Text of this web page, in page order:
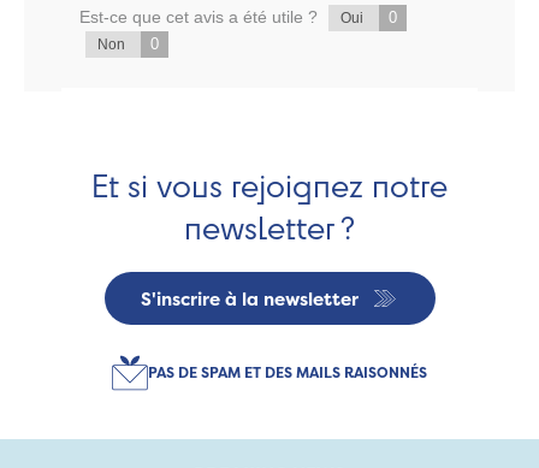
Est-ce que cet avis a été utile ? Oui 0
Non 0
Et si vous rejoignez notre
newsletter ?
S'inscrire à la newsletter
PAS DE SPAM ET DES MAILS RAISONNÉS